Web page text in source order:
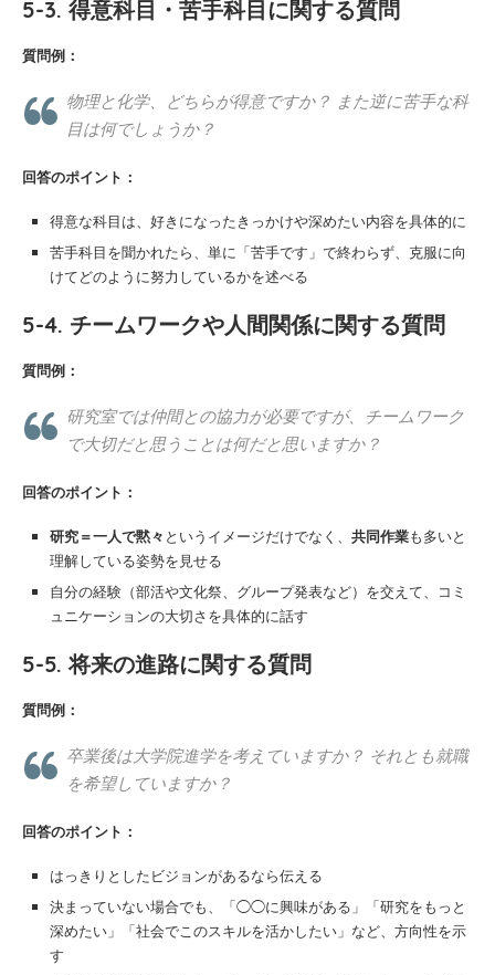
5-3. 得意科目・苦手科目に関する質問
質問例：
物理と化学、どちらが得意ですか？ また逆に苦手な科
目は何でしょうか？
回答のポイント：
得意な科目は、好きになったきっかけや深めたい内容を具体的に
苦手科目を聞かれたら、単に「苦手です」で終わらず、克服に向
けてどのように努力しているかを述べる
5-4. チームワークや人間関係に関する質問
質問例：
研究室では仲間との協力が必要ですが、チームワーク
で大切だと思うことは何だと思いますか？
回答のポイント：
研究＝一人で黙々 というイメージだけでなく、 共同作業も多いと
理解している姿勢を見せる
自分の経験（部活や文化祭、グループ発表など）を交えて、コミ
ュニケーションの大切さを具体的に話す
5-5. 将来の進路に関する質問
質問例：
卒業後は大学院進学を考えていますか？ それとも就職
を希望していますか？
回答のポイント：
はっきりとしたビジョンがあるなら伝える
決まっていない場合でも、「◯◯に興味がある」「研究をもっと
深めたい」「社会でこのスキルを活かしたい」など、方向性を示
す